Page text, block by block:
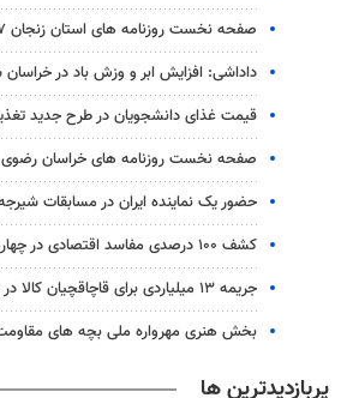
صفحه نخست روزنامه های استان زنجان ۱۷ مردادماه ۱۴۰۵
داداشی: افزایش ابر و وزش باد در
قیمت غذای دانشجویان در طرح جدید
صفحه نخست روزنامه های خراسان رضوی شنبه ۱۷
حضور یک نماینده ایران در مسابقات
کشف ۱۰۰ درصدی مفاسد اقتصادی در چهارمحال و بختیاری
جریمه ۱۳ میلیاردی برای قاچاقچیان کالا در بروجرد
بخش هنری مهرواره ملی بچه های مقاومت
پربازدیدترین ها